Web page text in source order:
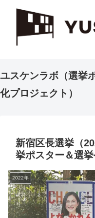
ユスケンラボ（選挙
化プロジェクト）
新宿区長選挙（
挙ポスター＆選
2022年